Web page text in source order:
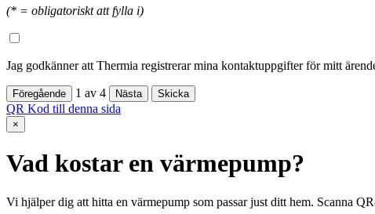
(* = obligatoriskt att fylla i)
Jag godkänner att Thermia registrerar mina kontaktuppgifter för mitt
1 av 4
QR Kod till denna sida
×
Vad kostar en värmepump?
Vi hjälper dig att hitta en värmepump som passar just ditt hem. Scanna